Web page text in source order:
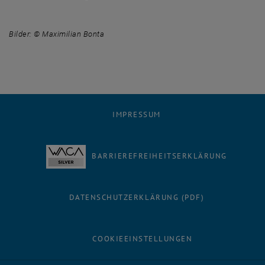
Bilder: © Maximilian Bonta
IMPRESSUM
BARRIEREFREIHEITSERKLÄRUNG
DATENSCHUTZERKLÄRUNG (PDF)
COOKIEEINSTELLUNGEN